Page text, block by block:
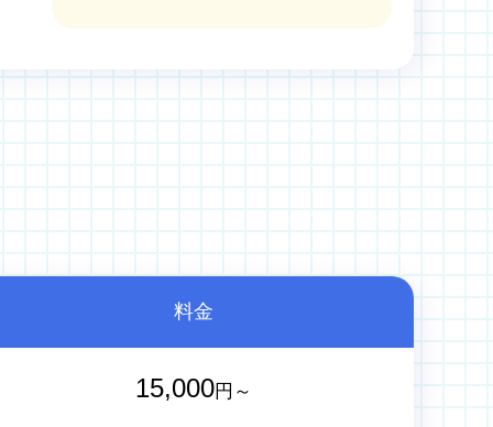
料金
15,000円～